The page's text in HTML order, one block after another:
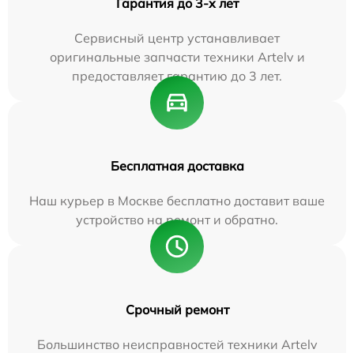
Сервисный центр устанавливает
оригинальные запчасти техники Artelv и
предоставляет гарантию до 3 лет.
Бесплатная доставка
Наш курьер в Москве бесплатно доставит ваше
устройство на ремонт и обратно.
Срочный ремонт
Большинство неисправностей техники Artelv